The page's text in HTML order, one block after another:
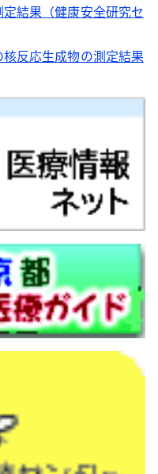
結果（健康安全研究セ
反応生成物の測定結果